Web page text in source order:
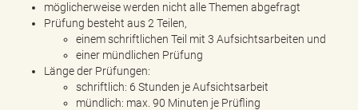
möglicherweise werden nicht alle Themen abgefragt
Prüfung besteht aus 2 Teilen,
einem schriftlichen Teil mit 3 Aufsichtsarbeiten und
einer mündlichen Prüfung
Länge der Prüfungen:
schriftlich: 6 Stunden je Aufsichtsarbeit
mündlich: max. 90 Minuten je Prüfling